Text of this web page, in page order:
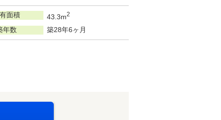
面積 43.3m2
年数 築28年6ヶ月